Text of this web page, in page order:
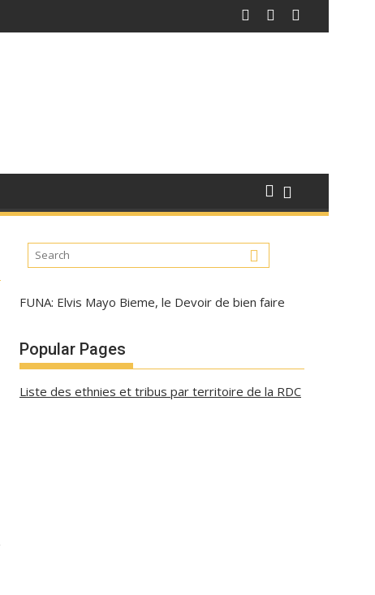
FUNA: Elvis Mayo Bieme, le Devoir de bien faire
Popular Pages
Liste des ethnies et tribus par territoire de la RDC